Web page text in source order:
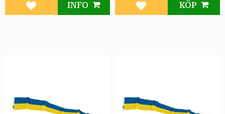
Lägg till i favoriter
INFO
Lägg till i favoriter
KÖP